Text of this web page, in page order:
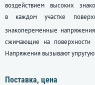
воздействием высоких
в каждом участке
знакопеременные
сжимающие на поверхности
Напряжения вызывают
Поставка, цена